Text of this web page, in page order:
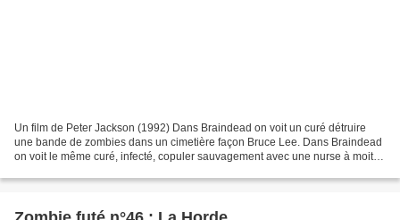
Un film de Peter Jackson (1992) Dans Braindead on voit un curé détruire
une bande de zombies dans un cimetière façon Bruce Lee. Dans Braindead
on voit le même curé, infecté, copuler sauvagement avec une nurse à moitié